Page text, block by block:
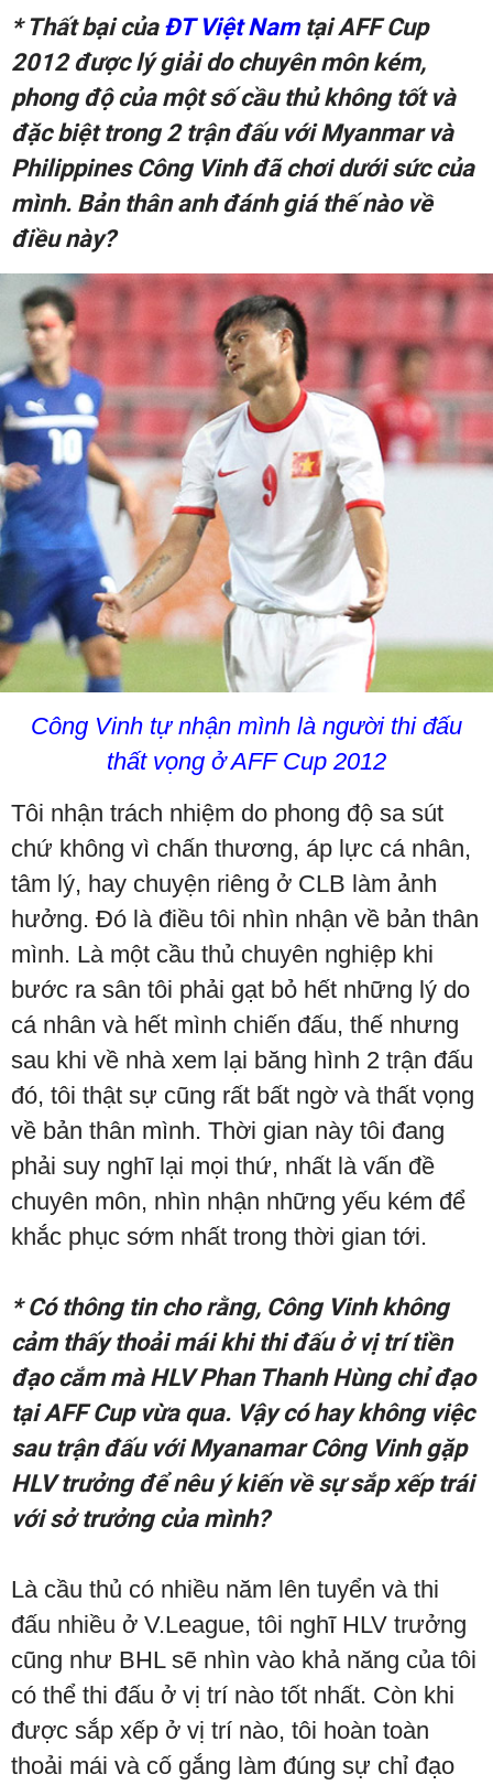
* Thất bại của ĐT Việt Namtại AFF Cup
2012 được lý giải do chuyên môn kém,
phong độ của một số cầu thủ không tốt và
đặc biệt trong 2 trận đấu với Myanmar và
Philippines Công Vinh đã chơi dưới sức của
mình. Bản thân anh đánh giá thế nào về
điều này?
Công Vinh tự nhận mình là người thi đấu
thất vọng ở AFF Cup 2012
Tôi nhận trách nhiệm do phong độ sa sút
chứ không vì chấn thương, áp lực cá nhân,
tâm lý, hay chuyện riêng ở CLB làm ảnh
hưởng. Đó là điều tôi nhìn nhận về bản thân
mình. Là một cầu thủ chuyên nghiệp khi
bước ra sân tôi phải gạt bỏ hết những lý do
cá nhân và hết mình chiến đấu, thế nhưng
sau khi về nhà xem lại băng hình 2 trận đấu
đó, tôi thật sự cũng rất bất ngờ và thất vọng
về bản thân mình. Thời gian này tôi đang
phải suy nghĩ lại mọi thứ, nhất là vấn đề
chuyên môn, nhìn nhận những yếu kém để
khắc phục sớm nhất trong thời gian tới.
* Có thông tin cho rằng, Công Vinh không
cảm thấy thoải mái khi thi đấu ở vị trí tiền
đạo cắm mà HLV Phan Thanh Hùng chỉ đạo
tại AFF Cup vừa qua. Vậy có hay không việc
sau trận đấu với Myanamar Công Vinh gặp
HLV trưởng để nêu ý kiến về sự sắp xếp trái
với sở trưởng của mình?
Là cầu thủ có nhiều năm lên tuyển và thi
đấu nhiều ở V.League, tôi nghĩ HLV trưởng
cũng như BHL sẽ nhìn vào khả năng của tôi
có thể thi đấu ở vị trí nào tốt nhất. Còn khi
được sắp xếp ở vị trí nào, tôi hoàn toàn
thoải mái và cố gắng làm đúng sự chỉ đạo